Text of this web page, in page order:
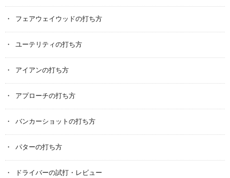
フェアウェイウッドの打ち方
ユーテリティの打ち方
アイアンの打ち方
アプローチの打ち方
バンカーショットの打ち方
パターの打ち方
ドライバーの試打・レビュー